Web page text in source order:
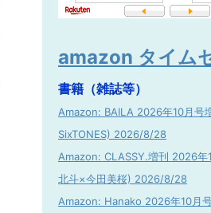
amazon タイム
書籍（雑誌等）
Amazon: BAILA 2026年10月号
SixTONES) 2026/8/28
Amazon: CLASSY.増刊 2026年
北斗×今田美桜) 2026/8/28
Amazon: Hanako 2026年10月